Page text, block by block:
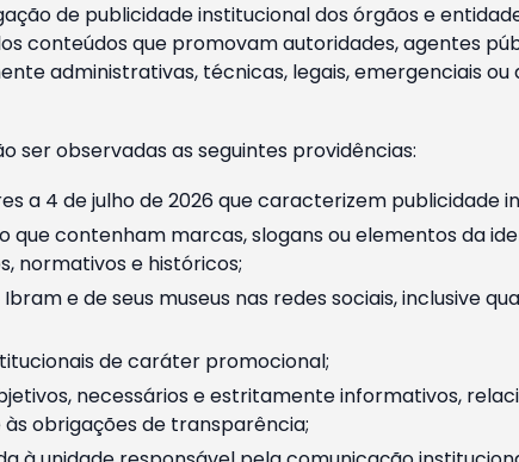
de publicidade institucional dos órgãos e
conteúdos que promovam autoridades, agentes
administrativas, técnicas, legais, emergenciais
ser observadas as seguintes providências:
a 4 de julho de 2026 que caracterizem publicidade
contenham marcas, slogans ou elementos da
normativos e históricos;
e de seus museus nas redes sociais, inclusive
de caráter promocional;
necessários e estritamente informativos,
obrigações de transparência;